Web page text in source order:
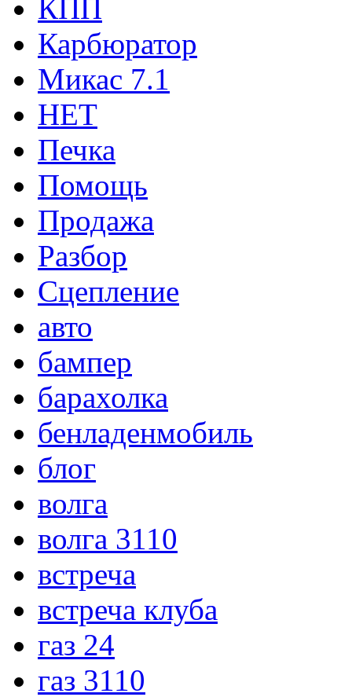
КПП
Карбюратор
Микас 7.1
НЕТ
Печка
Помощь
Продажа
Разбор
Сцепление
авто
бампер
барахолка
бенладенмобиль
блог
волга
волга 3110
встреча
встреча клуба
газ 24
газ 3110